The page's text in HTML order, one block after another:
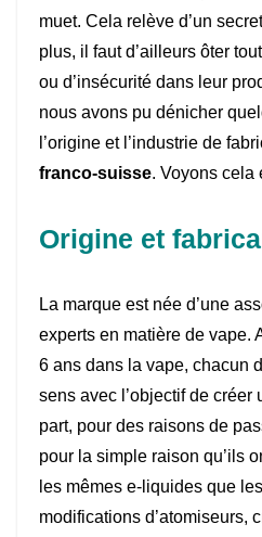
muet. Cela relève d’un
plus, il faut d’ailleurs ôter
ou d’insécurité dans leur
nous avons pu dénicher
l’origine et l’industrie de
franco-suisse. Voyons cela
Origine et
La marque est née d’une
experts en matière de vape.
6 ans dans la vape, chacun
sens avec l’objectif de créer
part, pour des raisons de
pour la simple raison qu’ils
les mêmes e-liquides que
modifications d’atomiseurs,